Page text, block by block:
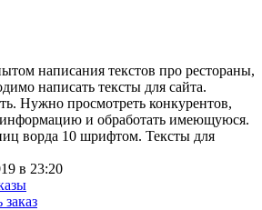
написания текстов про рестораны,
написать тексты для сайта.
Нужно просмотреть конкурентов,
информацию и обработать имеющуюся.
ворда 10 шрифтом. Тексты для
в 23:20
заказ